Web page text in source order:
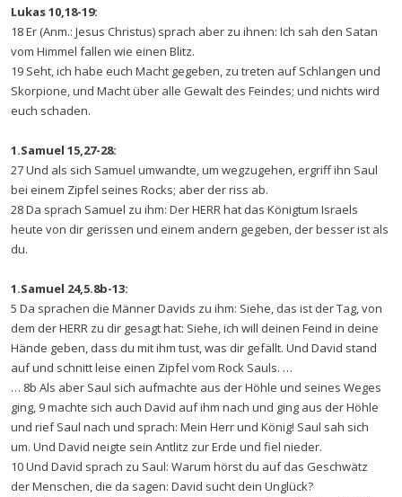
Lukas 10,18-19:
18 Er (Anm.: Jesus Christus) sprach aber zu ihnen: Ich sah den Satan
vom Himmel fallen wie einen Blitz.
19 Seht, ich habe euch Macht gegeben, zu treten auf Schlangen und
Skorpione, und Macht über alle Gewalt des Feindes; und nichts wird
euch schaden.
1.Samuel 15,27-28:
27 Und als sich Samuel umwandte, um wegzugehen, ergriff ihn Saul
bei einem Zipfel seines Rocks; aber der riss ab.
28 Da sprach Samuel zu ihm: Der HERR hat das Königtum Israels
heute von dir gerissen und einem andern gegeben, der besser ist als
du.
1.Samuel 24,5.8b-13:
5 Da sprachen die Männer Davids zu ihm: Siehe, das ist der Tag, von
dem der HERR zu dir gesagt hat: Siehe, ich will deinen Feind in deine
Hände geben, dass du mit ihm tust, was dir gefällt. Und David stand
auf und schnitt leise einen Zipfel vom Rock Sauls. …
… 8b Als aber Saul sich aufmachte aus der Höhle und seines Weges
ging, 9 machte sich auch David auf ihm nach und ging aus der Höhle
und rief Saul nach und sprach: Mein Herr und König! Saul sah sich
um. Und David neigte sein Antlitz zur Erde und fiel nieder.
10 Und David sprach zu Saul: Warum hörst du auf das Geschwätz
der Menschen, die da sagen: David sucht dein Unglück?